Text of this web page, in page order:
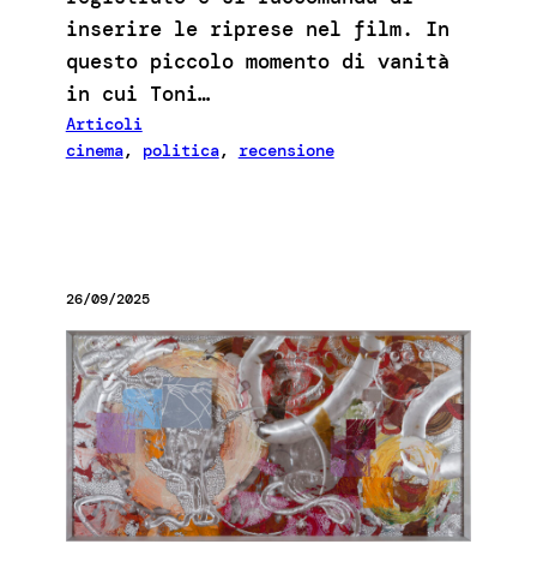
inserire le riprese nel film. In
questo piccolo momento di vanità
in cui Toni…
Articoli
cinema, politica, recensione
26/09/2025